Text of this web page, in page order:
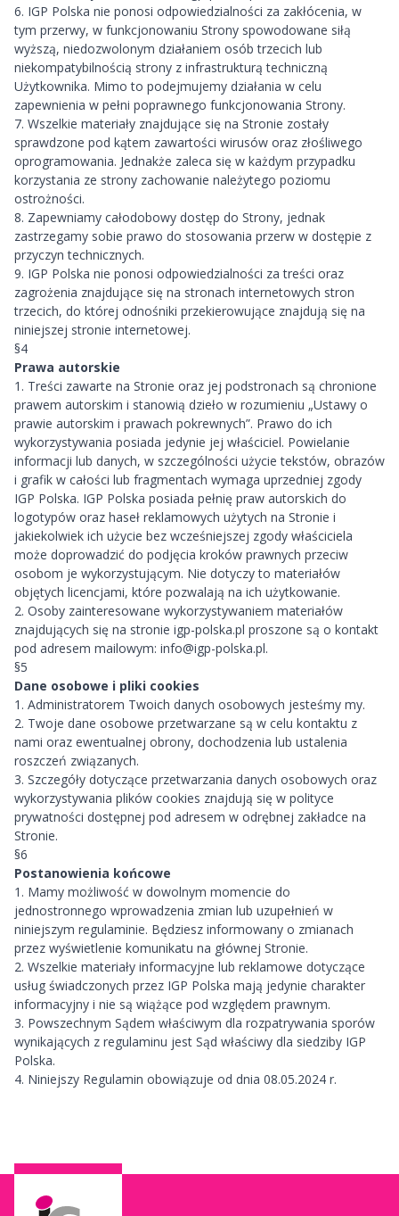
6. IGP Polska nie ponosi odpowiedzialności za zakłócenia, w
tym przerwy, w funkcjonowaniu Strony spowodowane siłą
wyższą, niedozwolonym działaniem osób trzecich lub
niekompatybilnością strony z infrastrukturą techniczną
Użytkownika. Mimo to podejmujemy działania w celu
zapewnienia w pełni poprawnego funkcjonowania Strony.
7. Wszelkie materiały znajdujące się na Stronie zostały
sprawdzone pod kątem zawartości wirusów oraz złośliwego
oprogramowania. Jednakże zaleca się w każdym przypadku
korzystania ze strony zachowanie należytego poziomu
ostrożności.
8. Zapewniamy całodobowy dostęp do Strony, jednak
zastrzegamy sobie prawo do stosowania przerw w dostępie z
przyczyn technicznych.
9. IGP Polska nie ponosi odpowiedzialności za treści oraz
zagrożenia znajdujące się na stronach internetowych stron
trzecich, do której odnośniki przekierowujące znajdują się na
niniejszej stronie internetowej.
§4
Prawa autorskie
1. Treści zawarte na Stronie oraz jej podstronach są chronione
prawem autorskim i stanowią dzieło w rozumieniu „Ustawy o
prawie autorskim i prawach pokrewnych”. Prawo do ich
wykorzystywania posiada jedynie jej właściciel. Powielanie
informacji lub danych, w szczególności użycie tekstów, obrazów
i grafik w całości lub fragmentach wymaga uprzedniej zgody
IGP Polska. IGP Polska posiada pełnię praw autorskich do
logotypów oraz haseł reklamowych użytych na Stronie i
jakiekolwiek ich użycie bez wcześniejszej zgody właściciela
może doprowadzić do podjęcia kroków prawnych przeciw
osobom je wykorzystującym. Nie dotyczy to materiałów
objętych licencjami, które pozwalają na ich użytkowanie.
2. Osoby zainteresowane wykorzystywaniem materiałów
znajdujących się na stronie igp-polska.pl proszone są o kontakt
pod adresem mailowym: info@igp-polska.pl.
§5
Dane osobowe i pliki cookies
1. Administratorem Twoich danych osobowych jesteśmy my.
2. Twoje dane osobowe przetwarzane są w celu kontaktu z
nami oraz ewentualnej obrony, dochodzenia lub ustalenia
roszczeń związanych.
3. Szczegóły dotyczące przetwarzania danych osobowych oraz
wykorzystywania plików cookies znajdują się w polityce
prywatności dostępnej pod adresem w odrębnej zakładce na
Stronie.
§6
Postanowienia końcowe
1. Mamy możliwość w dowolnym momencie do
jednostronnego wprowadzenia zmian lub uzupełnień w
niniejszym regulaminie. Będziesz informowany o zmianach
przez wyświetlenie komunikatu na głównej Stronie.
2. Wszelkie materiały informacyjne lub reklamowe dotyczące
usług świadczonych przez IGP Polska mają jedynie charakter
informacyjny i nie są wiążące pod względem prawnym.
3. Powszechnym Sądem właściwym dla rozpatrywania sporów
wynikających z regulaminu jest Sąd właściwy dla siedziby IGP
Polska.
4. Niniejszy Regulamin obowiązuje od dnia 08.05.2024 r.